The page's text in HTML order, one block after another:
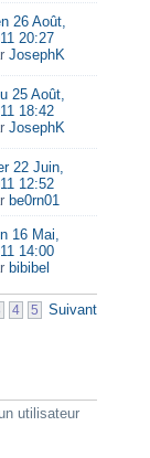
26 Août,
20:27
JosephK
25 Août,
18:42
JosephK
22 Juin,
12:52
be0rn01
16 Mai,
14:00
bibibel
4 5 Suivant
utilisateur